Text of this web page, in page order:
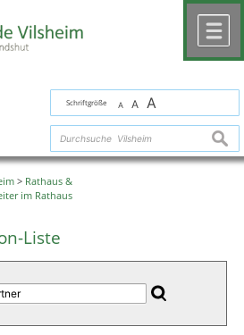
Schriftgröße A A A
> Rathaus &
im Rathaus
Liste